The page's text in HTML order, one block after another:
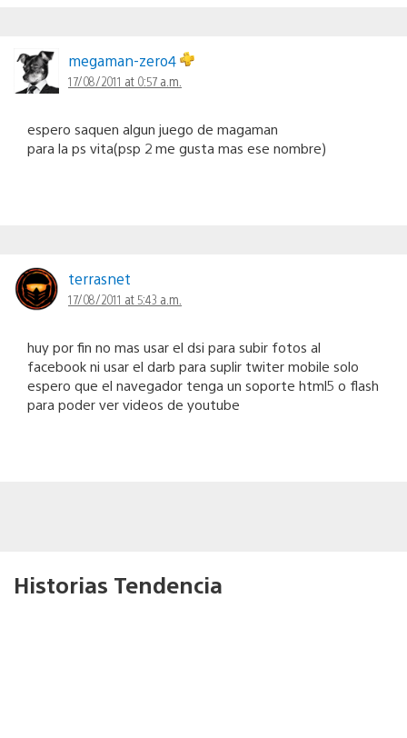
megaman-zero4
17/08/2011 at 0:57 a.m.
espero saquen algun juego de magaman
para la ps vita(psp 2 me gusta mas ese nombre)
terrasnet
17/08/2011 at 5:43 a.m.
huy por fin no mas usar el dsi para subir fotos al
facebook ni usar el darb para suplir twiter mobile solo
espero que el navegador tenga un soporte html5 o flash
para poder ver videos de youtube
Historias Tendencia